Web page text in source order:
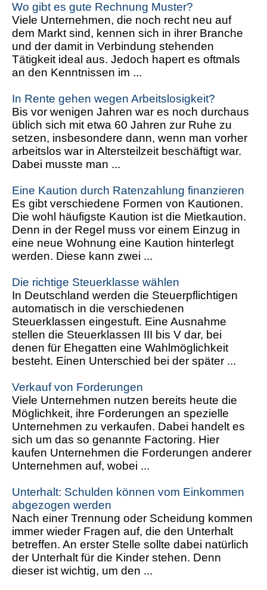
Wo gibt es gute Rechnung Muster?
Viele Unternehmen, die noch recht neu auf
dem Markt sind, kennen sich in ihrer Branche
und der damit in Verbindung stehenden
Tätigkeit ideal aus. Jedoch hapert es oftmals
an den Kenntnissen im ...
In Rente gehen wegen Arbeitslosigkeit?
Bis vor wenigen Jahren war es noch durchaus
üblich sich mit etwa 60 Jahren zur Ruhe zu
setzen, insbesondere dann, wenn man vorher
arbeitslos war in Altersteilzeit beschäftigt war.
Dabei musste man ...
Eine Kaution durch Ratenzahlung finanzieren
Es gibt verschiedene Formen von Kautionen.
Die wohl häufigste Kaution ist die Mietkaution.
Denn in der Regel muss vor einem Einzug in
eine neue Wohnung eine Kaution hinterlegt
werden. Diese kann zwei ...
Die richtige Steuerklasse wählen
In Deutschland werden die Steuerpflichtigen
automatisch in die verschiedenen
Steuerklassen eingestuft. Eine Ausnahme
stellen die Steuerklassen III bis V dar, bei
denen für Ehegatten eine Wahlmöglichkeit
besteht. Einen Unterschied bei der später ...
Verkauf von Forderungen
Viele Unternehmen nutzen bereits heute die
Möglichkeit, ihre Forderungen an spezielle
Unternehmen zu verkaufen. Dabei handelt es
sich um das so genannte Factoring. Hier
kaufen Unternehmen die Forderungen anderer
Unternehmen auf, wobei ...
Unterhalt: Schulden können vom Einkommen
abgezogen werden
Nach einer Trennung oder Scheidung kommen
immer wieder Fragen auf, die den Unterhalt
betreffen. An erster Stelle sollte dabei natürlich
der Unterhalt für die Kinder stehen. Denn
dieser ist wichtig, um den ...